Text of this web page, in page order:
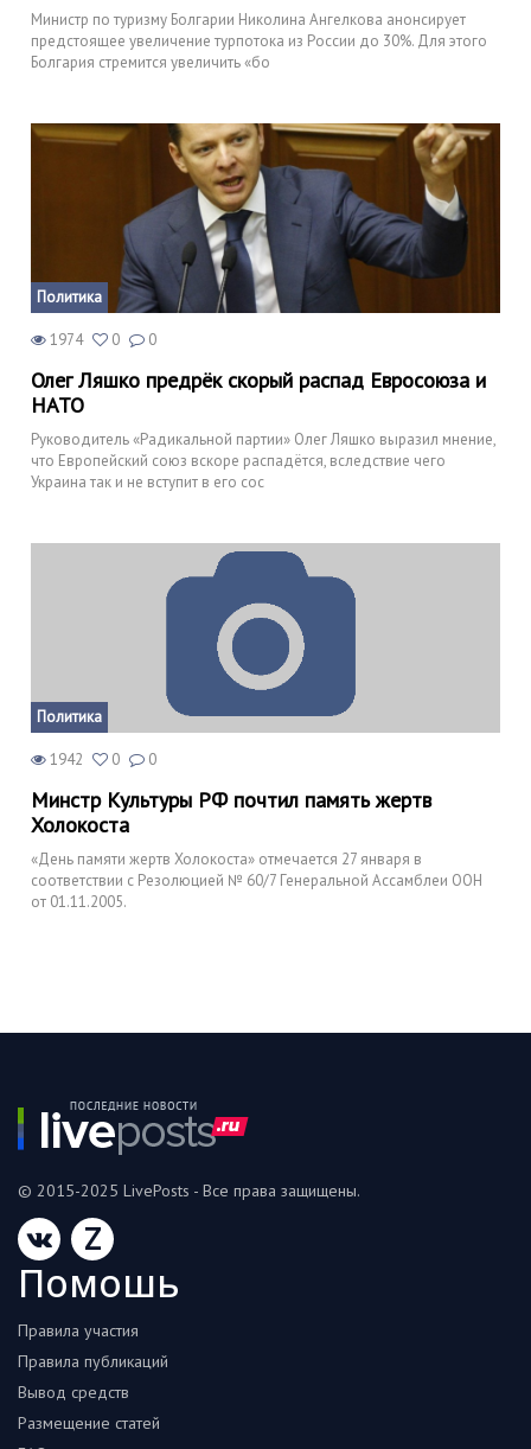
Министр по туризму Болгарии Николина Ангелкова анонсирует
предстоящее увеличение турпотока из России до 30%. Для этого
Болгария стремится увеличить «бо
Политика
1974 0 0
Олег Ляшко предрёк скорый распад Евросоюза и
НАТО
Руководитель «Радикальной партии» Олег Ляшко выразил мнение,
что Европейский союз вскоре распадётся, вследствие чего
Украина так и не вступит в его сос
Политика
1942 0 0
Минстр Культуры РФ почтил память жертв
Холокоста
«День памяти жертв Холокоста» отмечается 27 января в
соответствии с Резолюцией № 60/7 Генеральной Ассамблеи ООН
от 01.11.2005.
© 2015-2025 LivePosts - Все права защищены.
Z
Помошь
Правила участия
Правила публикаций
Вывод средств
Размещение статей